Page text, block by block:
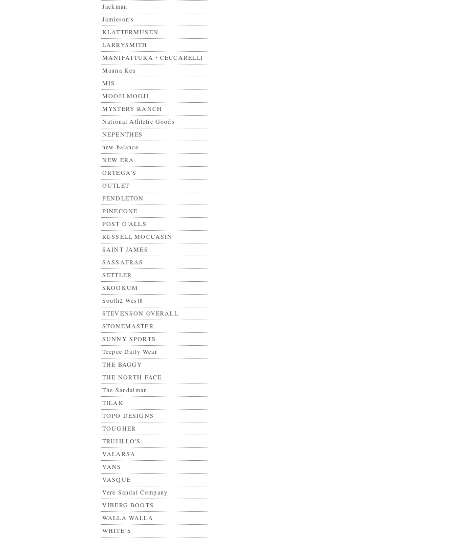
Jackman
Jamieson's
KLATTERMUSEN
LARRYSMITH
MANIFATTURA・CECCARELLI
Mauna Kea
MIS
MOOJI MOOJI
MYSTERY RANCH
National Athletic Goods
NEPENTHES
new balance
NEW ERA
ORTEGA'S
OUTLET
PENDLETON
PINECONE
POST O’ALLS
RUSSELL MOCCASIN
SAINT JAMES
SASSAFRAS
SETTLER
SKOOKUM
South2 West8
STEVENSON OVERALL
STONEMASTER
SUNNY SPORTS
Teepee Daily Wear
THE BAGGY
THE NORTH FACE
The Sandalman
TILAK
TOPO DESIGNS
TOUGHER
TRUJILLO'S
VALARSA
VANS
VASQUE
Vere Sandal Company
VIBERG BOOTS
WALLA WALLA
WHITE’S